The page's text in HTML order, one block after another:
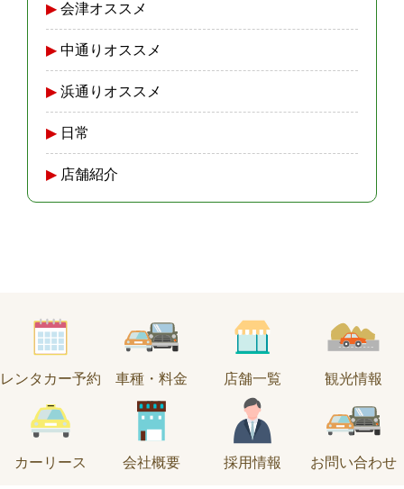
会津オススメ
中通りオススメ
浜通りオススメ
日常
店舗紹介
レンタカー予約 車種・料金 店舗一覧 観光情報
カーリース 会社概要 採用情報 お問い合わせ